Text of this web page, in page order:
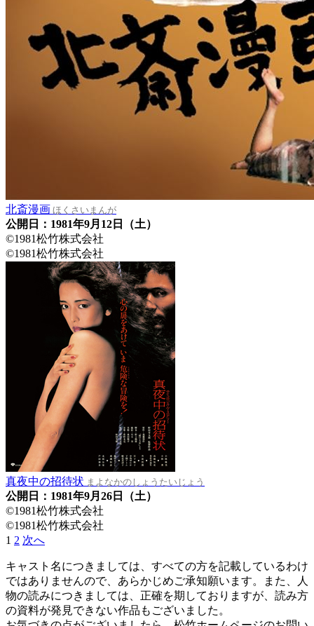
北斎漫画 ほくさいまんが
公開日：1981年9月12日（土）
©1981松竹株式会社
©1981松竹株式会社
真夜中の招待状 まよなかのしょうたいじょう
公開日：1981年9月26日（土）
©1981松竹株式会社
©1981松竹株式会社
1 2 次へ
キャスト名につきましては、すべての方を記載しているわけ
ではありませんので、あらかじめご承知願います。また、人
物の読みにつきましては、正確を期しておりますが、読み方
の資料が発見できない作品もございました。